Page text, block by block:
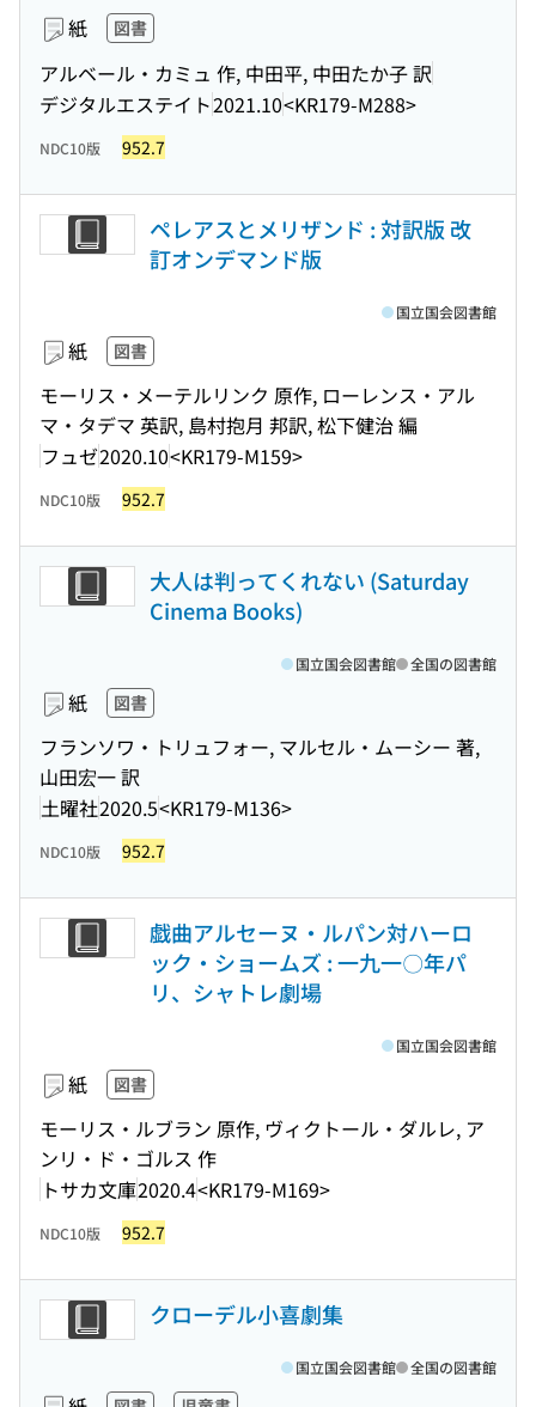
紙 図書
アルベール・カミュ 作, 中田平, 中田たか子 訳
デジタルエステイト2021.10<KR179-M288>
NDC10版 952.7
ペレアスとメリザンド : 対訳版 改
訂オンデマンド版
紙 図書
モーリス・メーテルリンク 原作, ローレンス・アル
マ・タデマ 英訳, 島村抱月 邦訳, 松下健治 編
フュゼ2020.10<KR179-M159>
国立国会図書館
NDC10版 952.7
大人は判ってくれない (Saturday
Cinema Books)
紙 図書
フランソワ・トリュフォー, マルセル・ムーシー 著,
山田宏一 訳
土曜社2020.5<KR179-M136>
国立国会図書館 全国の図書館
NDC10版 952.7
戯曲アルセーヌ・ルパン対ハーロ
ック・ショームズ : 一九一〇年パ
リ、シャトレ劇場
紙 図書
モーリス・ルブラン 原作, ヴィクトール・ダルレ, ア
ンリ・ド・ゴルス 作
トサカ文庫2020.4<KR179-M169>
国立国会図書館
NDC10版 952.7
クローデル小喜劇集
国立国会図書館 全国の図書館